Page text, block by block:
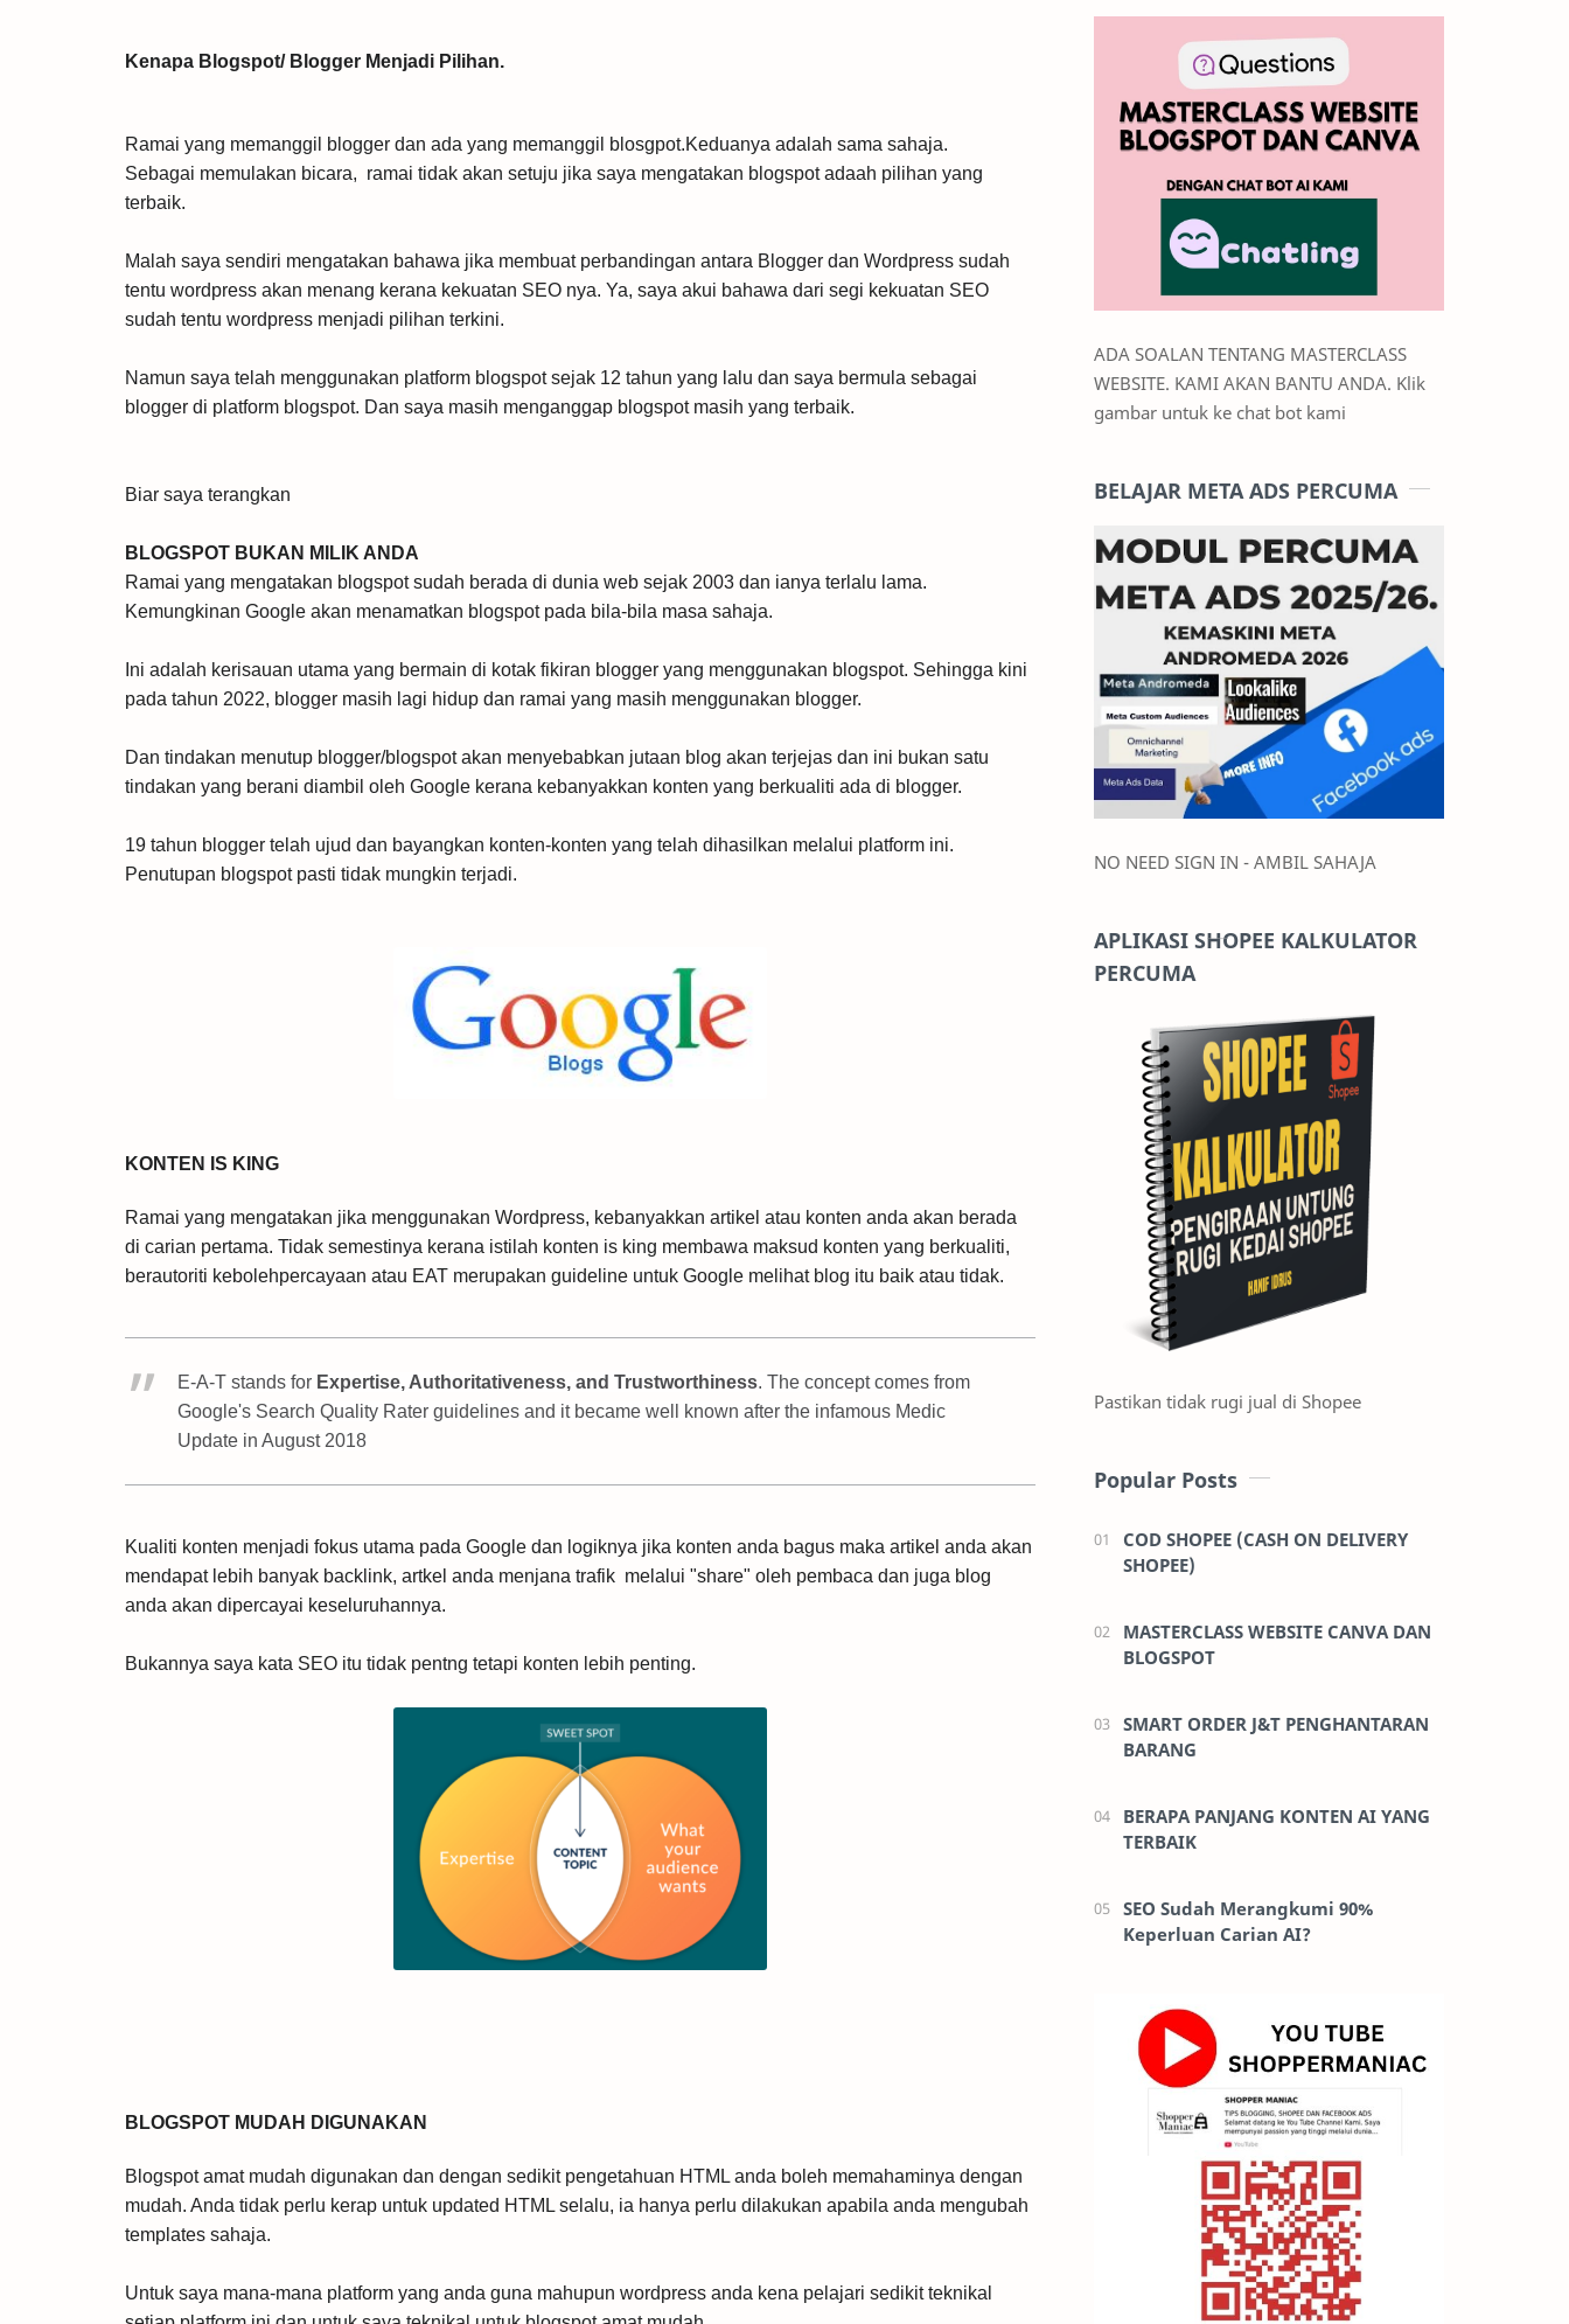
Kenapa Blogspot/ Blogger Menjadi Pilihan.
Ramai yang memanggil blogger dan ada yang memanggil blosgpot.Keduanya adalah sama sahaja.
Sebagai memulakan bicara, ramai tidak akan setuju jika saya mengatakan blogspot adaah pilihan yang
terbaik.
Malah saya sendiri mengatakan bahawa jika membuat perbandingan antara Blogger dan Wordpress sudah
tentu wordpress akan menang kerana kekuatan SEO nya. Ya, saya akui bahawa dari segi kekuatan SEO
sudah tentu wordpress menjadi pilihan terkini.
Namun saya telah menggunakan platform blogspot sejak 12 tahun yang lalu dan saya bermula sebagai
blogger di platform blogspot. Dan saya masih menganggap blogspot masih yang terbaik.
Biar saya terangkan
BLOGSPOT BUKAN MILIK ANDA
Ramai yang mengatakan blogspot sudah berada di dunia web sejak 2003 dan ianya terlalu lama.
Kemungkinan Google akan menamatkan blogspot pada bila-bila masa sahaja.
Ini adalah kerisauan utama yang bermain di kotak fikiran blogger yang menggunakan blogspot. Sehingga kini
pada tahun 2022, blogger masih lagi hidup dan ramai yang masih menggunakan blogger.
Dan tindakan menutup blogger/blogspot akan menyebabkan jutaan blog akan terjejas dan ini bukan satu
tindakan yang berani diambil oleh Google kerana kebanyakkan konten yang berkualiti ada di blogger.
19 tahun blogger telah ujud dan bayangkan konten-konten yang telah dihasilkan melalui platform ini.
Penutupan blogspot pasti tidak mungkin terjadi.
KONTEN IS KING
Ramai yang mengatakan jika menggunakan Wordpress, kebanyakkan artikel atau konten anda akan berada
di carian pertama. Tidak semestinya kerana istilah konten is king membawa maksud konten yang berkualiti,
berautoriti kebolehpercayaan atau EAT merupakan guideline untuk Google melihat blog itu baik atau tidak.
E-A-T stands for Expertise, Authoritativeness, and Trustworthiness. The concept comes from
Google's Search Quality Rater guidelines and it became well known after the infamous Medic
Update in August 2018
Kualiti konten menjadi fokus utama pada Google dan logiknya jika konten anda bagus maka artikel anda akan
mendapat lebih banyak backlink, artkel anda menjana trafik melalui "share" oleh pembaca dan juga blog
anda akan dipercayai keseluruhannya.
Bukannya saya kata SEO itu tidak pentng tetapi konten lebih penting.
BLOGSPOT MUDAH DIGUNAKAN
Blogspot amat mudah digunakan dan dengan sedikit pengetahuan HTML anda boleh memahaminya dengan
mudah. Anda tidak perlu kerap untuk updated HTML selalu, ia hanya perlu dilakukan apabila anda mengubah
templates sahaja.
Untuk saya mana-mana platform yang anda guna mahupun wordpress anda kena pelajari sedikit teknikal
ADA SOALAN TENTANG MASTERCLASS
WEBSITE. KAMI AKAN BANTU ANDA. Klik
gambar untuk ke chat bot kami
BELAJAR META ADS PERCUMA
NO NEED SIGN IN - AMBIL SAHAJA
APLIKASI SHOPEE KALKULATOR
PERCUMA
Pastikan tidak rugi jual di Shopee
Popular Posts
COD SHOPEE (CASH ON DELIVERY
SHOPEE)
MASTERCLASS WEBSITE CANVA DAN
BLOGSPOT
SMART ORDER J&T PENGHANTARAN
BARANG
BERAPA PANJANG KONTEN AI YANG
TERBAIK
SEO Sudah Merangkumi 90%
Keperluan Carian AI?